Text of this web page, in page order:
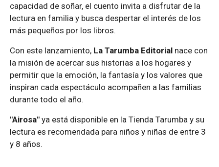
capacidad de soñar, el cuento invita a disfrutar de la
lectura en familia y busca despertar el interés de los
más pequeños por los libros.
Con este lanzamiento, La Tarumba Editorial nace con
la misión de acercar sus historias a los hogares y
permitir que la emoción, la fantasía y los valores que
inspiran cada espectáculo acompañen a las familias
durante todo el año.
"Airosa" ya está disponible en la Tienda Tarumba y su
lectura es recomendada para niños y niñas de entre 3
y 8 años.